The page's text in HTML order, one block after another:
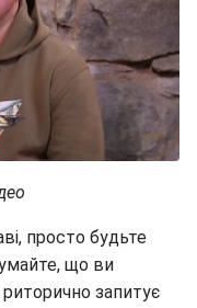
просто будьте
що ви
риторично запитує